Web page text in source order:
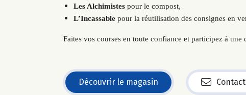
Les Alchimistes pour le compost,
L’Incassable pour la réutilisation des consignes en
Faites vos courses en toute confiance et participez à
Découvrir le magasin